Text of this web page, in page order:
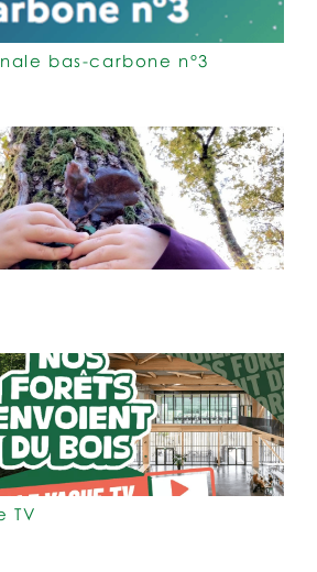
bas-carbone n°3
TV